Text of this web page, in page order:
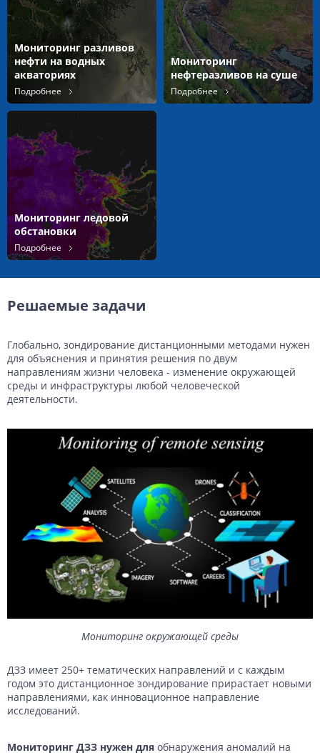
Мониторинг разливов
нефти на водных
акваториях
Подробнее
Мониторинг
нефтеразливов на суше
Подробнее
Мониторинг ледовой
обстановки
Подробнее
Решаемые задачи
Глобально, зондирование дистанционными методами нужен
для объяснения и принятия решения по двум
направлениям жизни человека - изменение окружающей
среды и инфраструктуры любой человеческой
деятельности.
Мониторинг окружающей среды
ДЗЗ имеет 250+ тематических направлений и с каждым
годом это дистанционное зондирование прирастает новыми
направлениями, как инновационное направление
исследований.
Мониторинг ДЗЗ нужен для обнаружения аномалий на